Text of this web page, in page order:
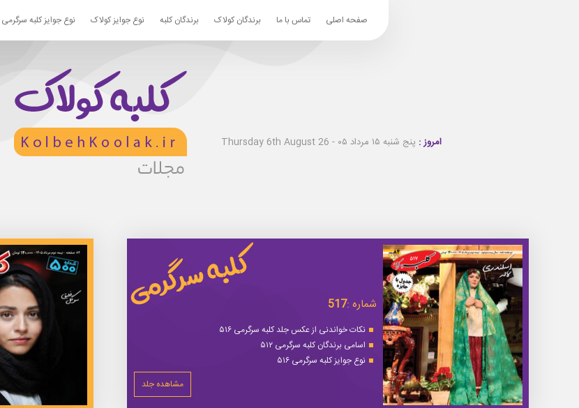
صفحه اصلی تماس با ما برندگان کولاک برندگان کلبه نوع جوایز کولاک نوع جوایز کلبه سرگرمی
امروز : پنج شنبه ۱۵ مرداد ۰۵ - Thursday 6th August 26
شماره :517
نکات خواندنی از عکس جلد کلبه سرگرمی ۵۱۶
اسامی برندگان کلبه سرگرمی ۵۱۲
نوع جوایز کلبه سرگرمی ۵۱۶
مشاهده جلد